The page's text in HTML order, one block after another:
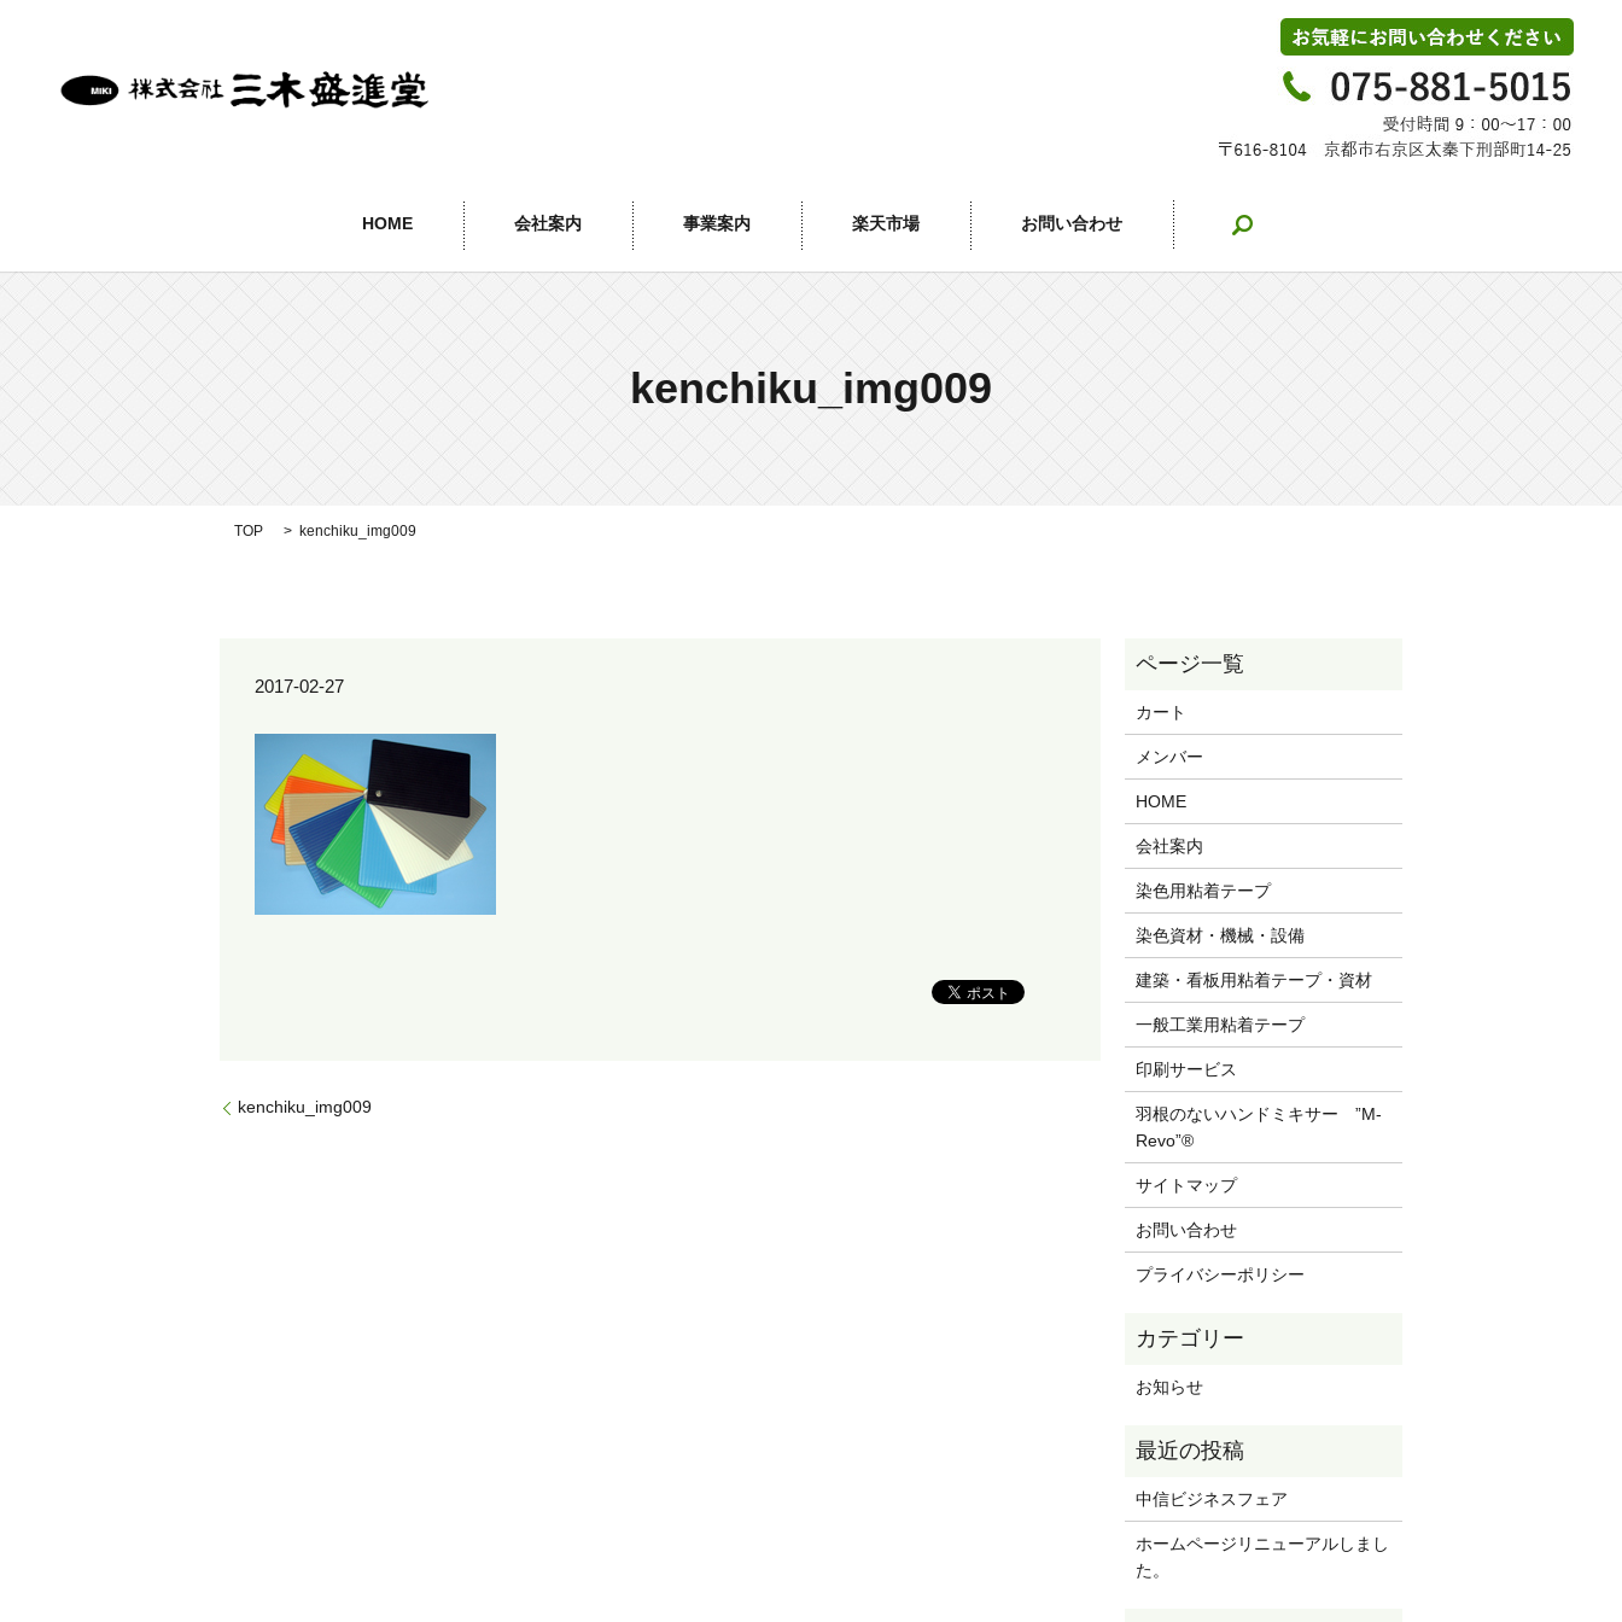
HOME 会社案内 事業案内 楽天市場 お問い合わせ
kenchiku_img009
TOP kenchiku_img009
2017-02-27
kenchiku_img009
カート
メンバー
HOME
会社案内
染色用粘着テープ
染色資材・機械・設備
建築・看板用粘着テープ・資材
一般工業用粘着テープ
印刷サービス
羽根のないハンドミキサー ”M-
Revo”®
サイトマップ
お問い合わせ
プライバシーポリシー
お知らせ
中信ビジネスフェア
ホームページリニューアルしまし
た。